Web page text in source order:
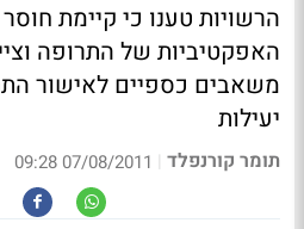
הרשויות טענו כי קיימת חוסר
האפקטיביות של התרופה
משאבים כספיים לאישור
יעילות
תומר קורנפלד |
07/08/2011 09:28